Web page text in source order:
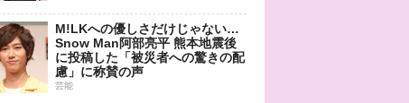
M!LKへの優しさだけじゃない…
Snow Man阿部亮平 熊本地震後
に投稿した「被災者への驚きの配
慮」に称賛の声
芸能